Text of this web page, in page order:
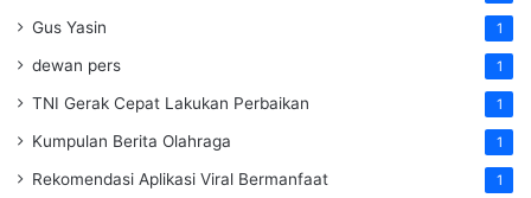
Gus Yasin 1
dewan pers 1
TNI Gerak Cepat Lakukan Perbaikan 1
Kumpulan Berita Olahraga 1
Rekomendasi Aplikasi Viral Bermanfaat 1